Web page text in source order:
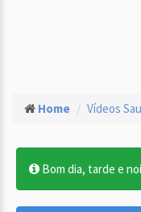
Home Vídeos
Bom dia, tarde e